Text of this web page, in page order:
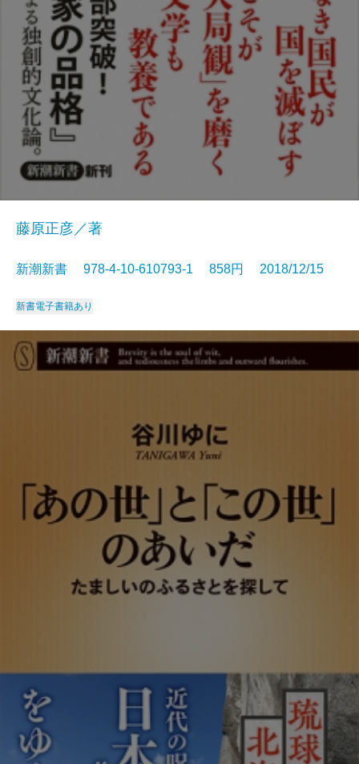
藤原正彦／著
新潮新書 978-4-10-610793-1 858円 2018/12/15
新書電子書籍あり